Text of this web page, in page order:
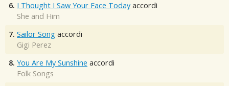
6. I Thought I Saw Your Face Today accordi
She and Him
7. Sailor Song accordi
Gigi Perez
8. You Are My Sunshine accordi
Folk Songs